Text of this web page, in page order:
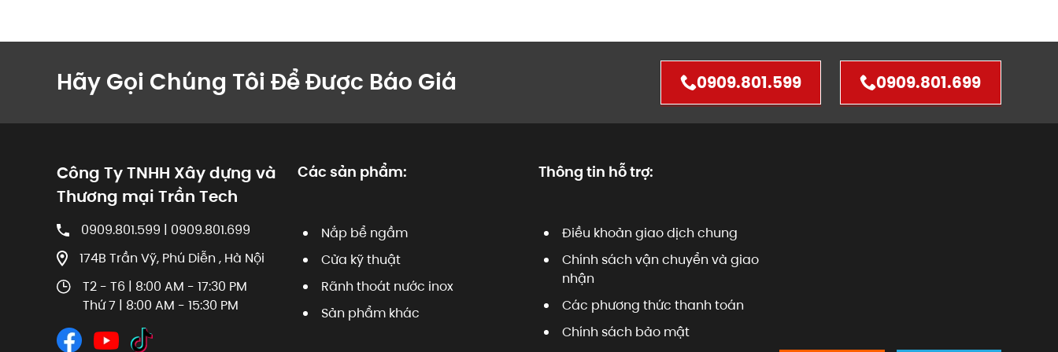
Hãy Gọi Chúng Tôi Để Được Báo Giá 0909.801.599 0909.801.699
Công Ty TNHH Xây dựng và
Thương mại Trần Tech
0909.801.599 | 0909.801.699
174B Trần Vỹ, Phú Diễn , Hà Nội
T2 - T6 | 8:00 AM - 17:30 PM
Thứ 7 | 8:00 AM - 15:30 PM
Các sản phẩm:
Nắp bể ngầm
Cửa kỹ thuật
Rãnh thoát nước inox
Sản phẩm khác
Thông tin hỗ trợ:
Điều khoản giao dịch chung
Chính sách vận chuyển và giao
nhận
Các phương thức thanh toán
Chính sách bảo mật